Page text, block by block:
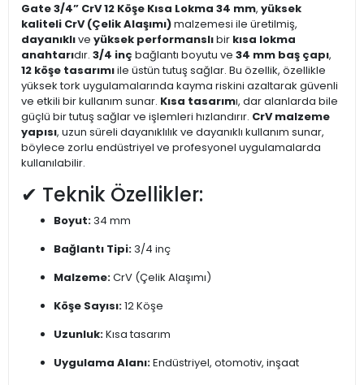
Gate 3/4” CrV 12 Köşe Kısa Lokma 34 mm, yüksek
kaliteli CrV (Çelik Alaşımı)malzemesi ile üretilmiş,
dayanıklıve yüksek performanslıbir kısa lokma
anahtarıdır. 3/4 inç bağlantı boyutu ve 34 mm baş çapı,
12 köşe tasarımıile üstün tutuş sağlar. Bu özellik, özellikle
yüksek tork uygulamalarında kayma riskini azaltarak güvenli
ve etkili bir kullanım sunar. Kısa tasarımı, dar alanlarda bile
güçlü bir tutuş sağlar ve işlemleri hızlandırır. CrV malzeme
yapısı, uzun süreli dayanıklılık ve dayanıklı kullanım sunar,
böylece zorlu endüstriyel ve profesyonel uygulamalarda
kullanılabilir.
✔ Teknik Özellikler:
Boyut:34 mm
Bağlantı Tipi:3/4 inç
Malzeme:CrV (Çelik Alaşımı)
Köşe Sayısı:12 Köşe
Uzunluk:Kısa tasarım
Uygulama Alanı:Endüstriyel, otomotiv, inşaat